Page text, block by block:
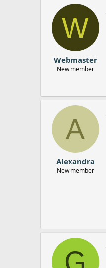
W
Webmaster
New member
A
Alexandra
New member
G